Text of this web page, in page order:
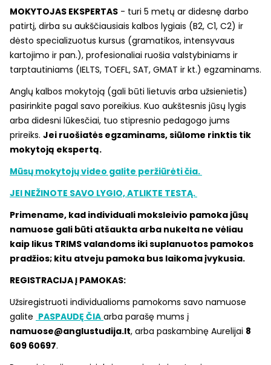
MOKYTOJAS EKSPERTAS - turi 5 metų ar didesnę darbo
patirtį, dirba su aukščiausiais kalbos lygiais (B2, C1, C2) ir
dėsto specializuotus kursus (gramatikos, intensyvaus
kartojimo ir pan.), profesionaliai ruošia valstybiniams ir
tarptautiniams (IELTS, TOEFL, SAT, GMAT ir kt.) egzaminams.
Anglų kalbos mokytoją (gali būti lietuvis arba užsienietis)
pasirinkite pagal savo poreikius. Kuo aukštesnis jūsų lygis
arba didesni lūkesčiai, tuo stipresnio pedagogo jums
prireiks. Jei ruošiatės egzaminams, siūlome rinktis tik
mokytoją ekspertą.
Mūsų mokytojų video galite peržiūrėti čia.
JEI NEŽINOTE SAVO LYGIO, ATLIKTE TESTĄ.
Primename, kad individuali moksleivio pamoka jūsų
namuose gali būti atšaukta arba nukelta ne vėliau
kaip likus TRIMS valandoms iki suplanuotos pamokos
pradžios; kitu atveju pamoka bus laikoma įvykusia.
REGISTRACIJA Į PAMOKAS:
Užsiregistruoti individualioms pamokoms savo namuose
galite PASPAUDĘ ČIA arba parašę mums į
namuose@anglustudija.lt, arba paskambinę Aurelijai 8
609 60697.